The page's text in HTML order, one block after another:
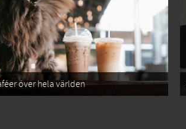
över hela världen